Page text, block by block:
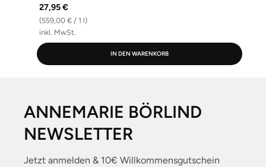
27,95 €
(559,00 € / 1 l)
inkl. MwSt.
IN DEN WARENKORB
ANNEMARIE BÖRLIND
NEWSLETTER
Jetzt anmelden & 10€ Willkommensgutschein